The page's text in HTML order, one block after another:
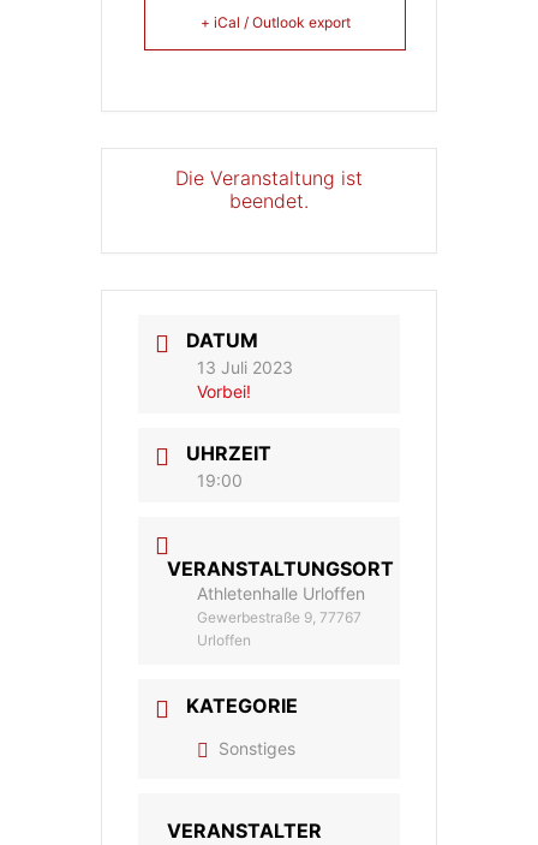
+ iCal / Outlook export
Die Veranstaltung ist
beendet.
DATUM
13 Juli 2023
Vorbei!
UHRZEIT
19:00
VERANSTALTUNGSORT
Athletenhalle Urloffen
Gewerbestraße 9, 77767
Urloffen
KATEGORIE
Sonstiges
VERANSTALTER